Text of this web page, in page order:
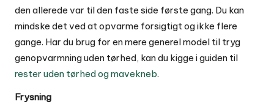
den allerede var til den faste side første gang. Du kan
mindske det ved at opvarme forsigtigt og ikke flere
gange. Har du brug for en mere generel model til tryg
genopvarmning uden tørhed, kan du kigge i guiden til
rester uden tørhed og mavekneb.
Frysning